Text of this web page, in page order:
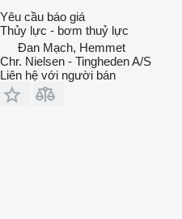
Yêu cầu báo giá
Thủy lực - bơm thuỷ lực
Đan Mạch, Hemmet
Chr. Nielsen - Tingheden A/S
Liên hệ với người bán